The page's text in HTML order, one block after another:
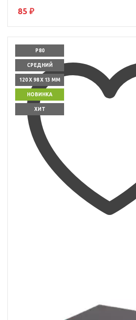
85 ₽
P80
СРЕДНИЙ
120 X 98 X 13 ММ
НОВИНКА
ХИТ